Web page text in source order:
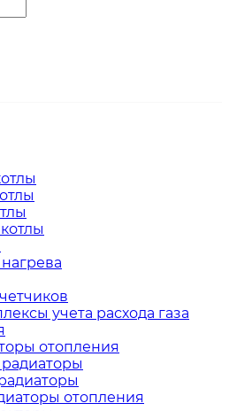
учета расхода газа
отопления
отопления